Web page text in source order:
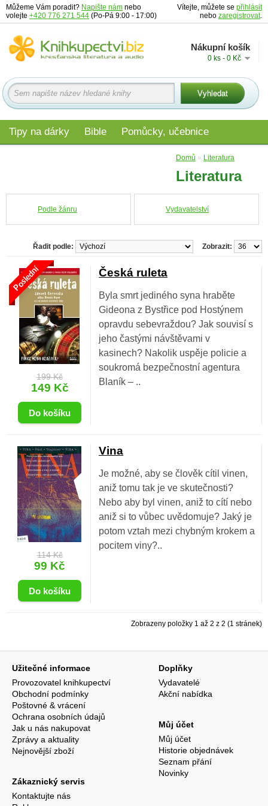
Můžeme Vám poradit? Napište nám nebo
volejte +420 776 271 544 (Po-Pá 9:00 - 17:00)
Vítejte, můžete se přihlásit
nebo zaregistrovat.
Nákupní košík
0 ks - 0 Kč
Tipy na dárky Bible Pomůcky, učebnice
Domů » Literatura
Literatura
Podle žánru Vydavatelství
Zobrazit:
Řadit podle:
Poslední
199 Kč
149 Kč
Česká ruleta
Byla smrt jediného syna hraběte
Gideona z Bystřice pod Hostýnem
opravdu sebevraždou? Jak souvisí s
jeho častými návštěvami v
kasinech? Nakolik uspěje policie a
soukromá bezpečnostní agentura
Blaník – ..
114 Kč
99 Kč
Vina
Je možné, aby se člověk cítil vinen,
aniž tomu tak je ve skutečnosti?
Nebo aby byl vinen, aniž to cítí nebo
aniž si to vůbec uvědomuje? Jaký je
potom vztah mezi chybným krokem a
pocitem viny?..
Zobrazeny položky 1 až 2 z 2 (1 stránek)
Užitečné informace
Provozovatel knihkupectví
Obchodní podmínky
Poštovné & vrácení
Ochrana osobních údajů
Jak u nás nakupovat
Zprávy a aktuality
Nejnovější zboží
Zákaznický servis
Kontaktujte nás
Doplňky
Vydavatelé
Akční nabídka
Můj účet
Můj účet
Historie objednávek
Seznam přání
Novinky